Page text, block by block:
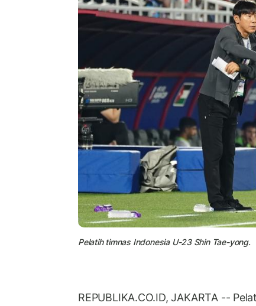
Pelatih timnas Indonesia U-23 Shin Tae-yong.
REPUBLIKA.CO.ID, JAKARTA --